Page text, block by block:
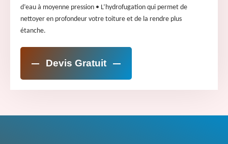
d’eau à moyenne pression • L’hydrofugation qui permet de
nettoyer en profondeur votre toiture et de la rendre plus
étanche.
Devis Gratuit